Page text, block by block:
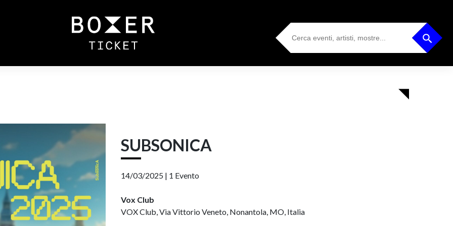
Search
for:
Search Button
SUBSONICA
14/03/2025 | 1 Evento
Vox Club
VOX Club, Via Vittorio Veneto, Nonantola, MO, Italia